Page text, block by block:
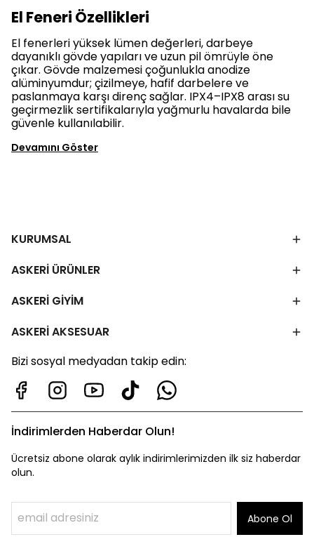
El Feneri Özellikleri
El fenerleri yüksek lümen değerleri, darbeye
dayanıklı gövde yapıları ve uzun pil ömrüyle öne
çıkar. Gövde malzemesi çoğunlukla anodize
alüminyumdur; çizilmeye, hafif darbelere ve
paslanmaya karşı direnç sağlar. IPX4–IPX8 arası su
geçirmezlik sertifikalarıyla yağmurlu havalarda bile
güvenle kullanılabilir.
Devamını Göster
KURUMSAL
ASKERİ ÜRÜNLER
ASKERİ GİYİM
ASKERİ AKSESUAR
Bizi sosyal medyadan takip edin:
İndirimlerden Haberdar Olun!
Ücretsiz abone olarak aylık indirimlerimizden ilk siz haberdar
olun.
Abone Ol